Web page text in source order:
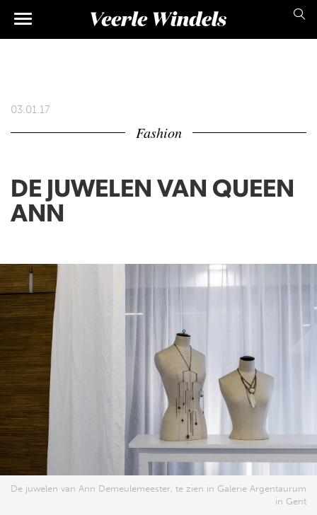
mainMain
navigation
03.01.17
Fashion
DE JUWELEN VAN QUEEN
ANN
De juwelen van Ann Demeulemeester, te zien in Galerie Argentaurum
in Gent